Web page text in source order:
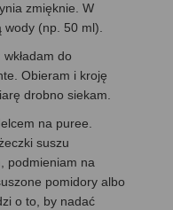
zmięknie. W
wody (np. 50 ml).
do
Obieram i kroję
drobno siekam.
na puree.
suszu
podmieniam na
pomidory albo
o to, by nadać